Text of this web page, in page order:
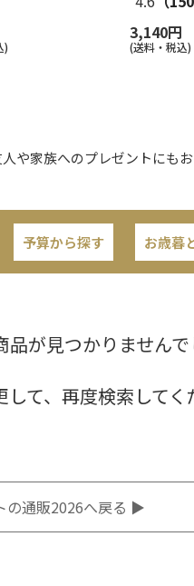
)
3,140円
(送料・税込)
や家族へのプレゼントにも
予算から探す お歳暮
が見つかりませんで
して、再度検索してく
の通販2026へ戻る ▶